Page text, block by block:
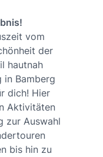
vom
der
hautnah
in Bamberg
dich! Hier
Aktivitäten
zur Auswahl
bis hin zu